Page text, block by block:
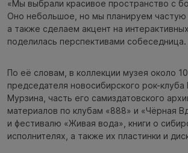
«Мы выбрали красивое пространство с
Оно небольшое, но мы планируем частую
а также сделаем акцент на
поделилась перспективами собеседница.
По её словам, в коллекции музея около
председателя новосибирского рок-клуба
Мурзина, часть его самиздатовского
материалов по клубам «888» и «Чёрная
и фестивалю «Живая вода», книги о
исполнителях, а также их пластинки и